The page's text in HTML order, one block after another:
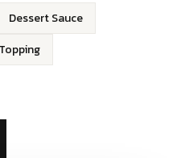
Dessert Sauce